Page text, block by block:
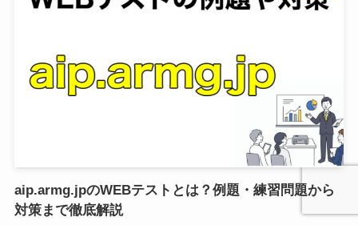
aip.armg.jpのWEBテストとは？例題・練習問題から
対策まで徹底解説